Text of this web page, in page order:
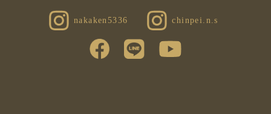
nakaken5336 chinpei.n.s